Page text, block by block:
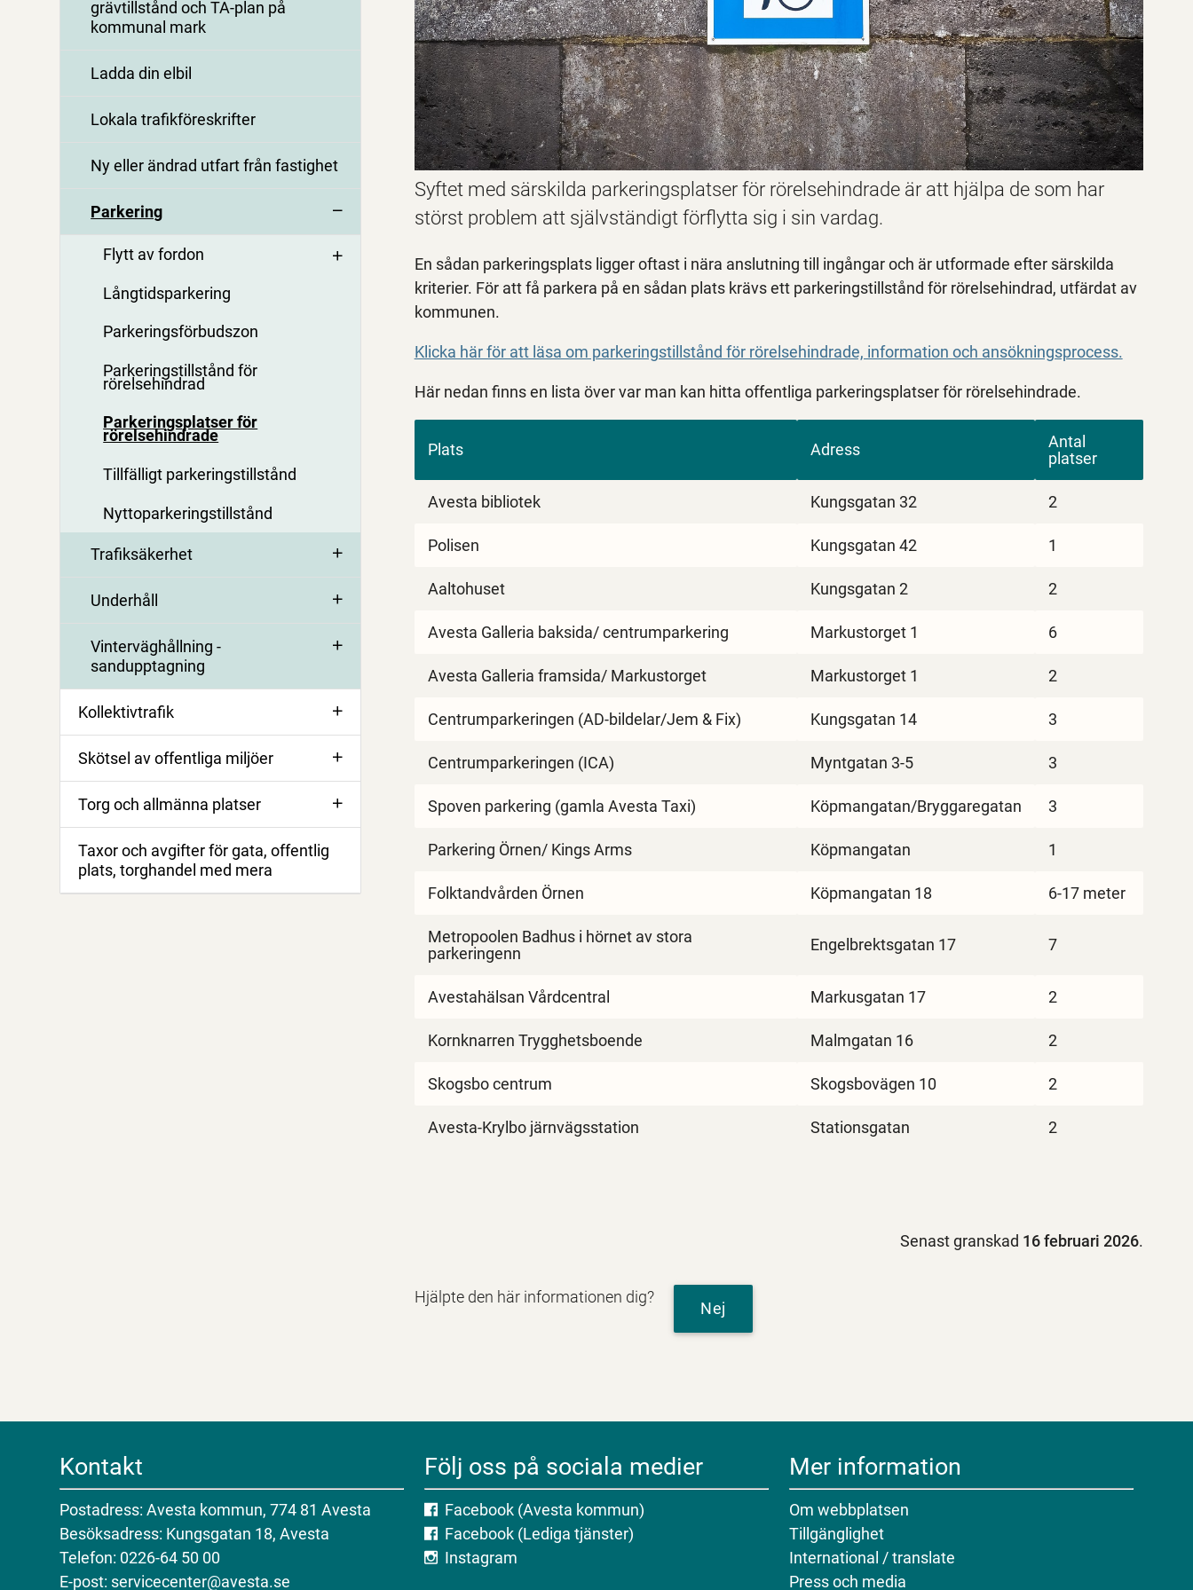
grävtillstånd och TA-plan på
kommunal mark
Ladda din elbil
Lokala trafikföreskrifter
Ny eller ändrad utfart från fastighet
Parkering
Flytt av fordon
Långtidsparkering
Parkeringsförbudszon
Parkeringstillstånd för
rörelsehindrad
Parkeringsplatser för
rörelsehindrade
Tillfälligt parkeringstillstånd
Nyttoparkeringstillstånd
Trafiksäkerhet
Underhåll
Vinterväghållning -
sandupptagning
Kollektivtrafik
Skötsel av offentliga miljöer
Torg och allmänna platser
Taxor och avgifter för gata, offentlig
plats, torghandel med mera
Syftet med särskilda parkeringsplatser för rörelsehindrade är att hjälpa de som har
störst problem att självständigt förflytta sig i sin vardag.
En sådan parkeringsplats ligger oftast i nära anslutning till ingångar och är utformade efter särskilda
kriterier. För att få parkera på en sådan plats krävs ett parkeringstillstånd för rörelsehindrad, utfärdat av
kommunen.
Klicka här för att läsa om parkeringstillstånd för rörelsehindrade, information och ansökningsprocess.
Här nedan finns en lista över var man kan hitta offentliga parkeringsplatser för rörelsehindrade.
Plats Adress
Antal
platser
Avesta bibliotek Kungsgatan 32 2
Polisen Kungsgatan 42 1
Aaltohuset Kungsgatan 2 2
Avesta Galleria baksida/ centrumparkering Markustorget 1 6
Avesta Galleria framsida/ Markustorget Markustorget 1 2
Centrumparkeringen (AD-bildelar/Jem & Fix) Kungsgatan 14 3
Centrumparkeringen (ICA) Myntgatan 3-5 3
Spoven parkering (gamla Avesta Taxi) Köpmangatan/Bryggaregatan 3
Parkering Örnen/ Kings Arms Köpmangatan 1
Folktandvården Örnen Köpmangatan 18 6-17 meter
Metropoolen Badhus i hörnet av stora
parkeringenn
Engelbrektsgatan 17 7
Avestahälsan Vårdcentral Markusgatan 17 2
Kornknarren Trygghetsboende Malmgatan 16 2
Skogsbo centrum Skogsbovägen 10 2
Avesta-Krylbo järnvägsstation Stationsgatan 2
Senast granskad 16 februari 2026.
Hjälpte den här informationen dig?
Nej
Kontakt
Postadress: Avesta kommun, 774 81 Avesta
Besöksadress: Kungsgatan 18, Avesta
Telefon: 0226-64 50 00
E-post: servicecenter@avesta.se
Följ oss på sociala medier
Facebook (Avesta kommun)
Facebook (Lediga tjänster)
Instagram
Mer information
Om webbplatsen
Tillgänglighet
International / translate
Press och media